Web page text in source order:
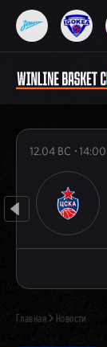
12.04 ВС 14:00
Главная Новости